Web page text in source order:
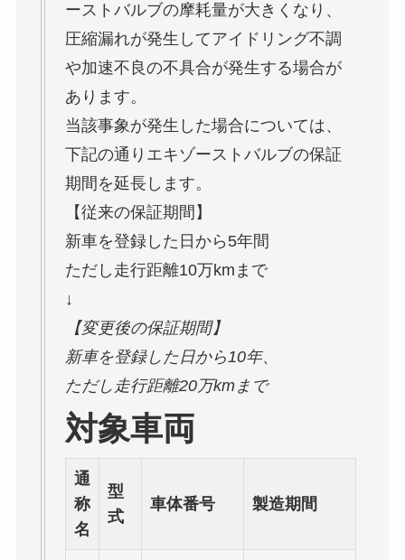
ーストバルブの摩耗量が大きくなり、
圧縮漏れが発生してアイドリング不調
や加速不良の不具合が発生する場合が
あります。
当該事象が発生した場合については、
下記の通りエキゾーストバルブの保証
期間を延長します。
【従来の保証期間】
新車を登録した日から5年間
ただし走行距離10万kmまで
↓
【変更後の保証期間】
新車を登録した日から10年、
ただし走行距離20万kmまで
対象車両
通
称
名
型
式
車体番号 製造期間